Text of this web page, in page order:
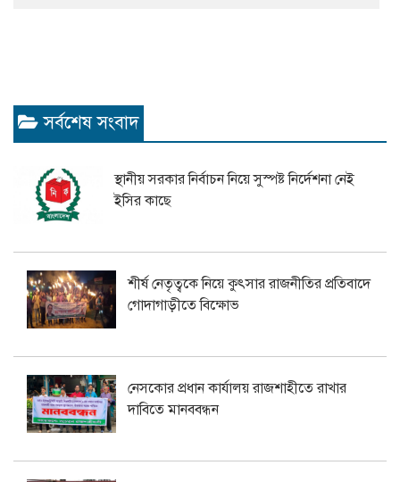
সর্বশেষ সংবাদ
স্থানীয় সরকার নির্বাচন নিয়ে সুস্পষ্ট নির্দেশনা নেই
ইসির কাছে
শীর্ষ নেতৃত্বকে নিয়ে কুৎসার রাজনীতির প্রতিবাদে
গোদাগাড়ীতে বিক্ষোভ
নেসকোর প্রধান কার্যালয় রাজশাহীতে রাখার
দাবিতে মানববন্ধন